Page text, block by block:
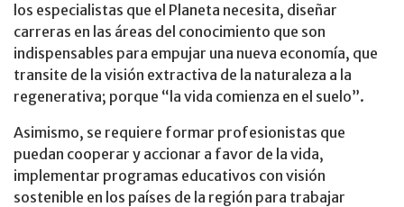
los especialistas que el Planeta necesita, diseñar
carreras en las áreas del conocimiento que son
indispensables para empujar una nueva economía, que
transite de la visión extractiva de la naturaleza a la
regenerativa; porque “la vida comienza en el suelo”.
Asimismo, se requiere formar profesionistas que
puedan cooperar y accionar a favor de la vida,
implementar programas educativos con visión
sostenible en los países de la región para trabajar